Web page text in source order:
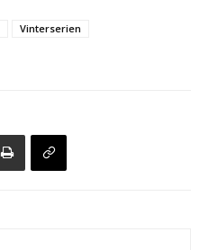
Vinterserien